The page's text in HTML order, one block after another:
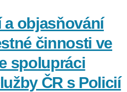
a objasňování
činnosti ve
spolupráci
ČR s Policií